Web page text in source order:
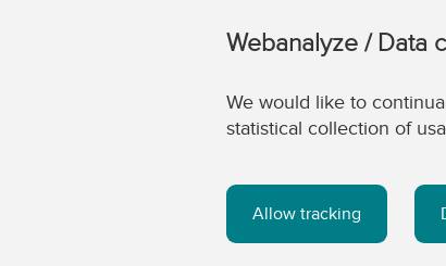
Webanalyze / Data
We would like to
statistical collection of
Allow tracking